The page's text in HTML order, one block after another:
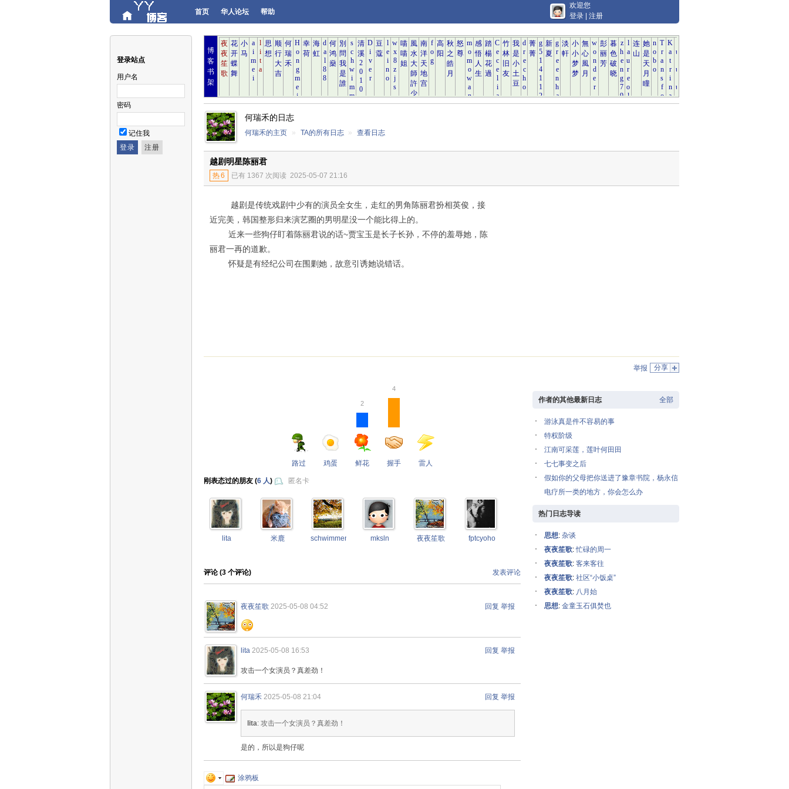
首页 华人论坛 帮助
欢迎您
登录
注册
登录站点
用户名
密码
记住我
博
客
书
架
何瑞禾的日志
何瑞禾的主页 » TA的所有日志 » 查看日志
越剧明星陈丽君
热6 已有 1367 次阅读 2025-05-07 21:16
越剧是传统戏剧中少有的演员全女生，走红的男角陈丽君扮相英俊，接
近完美，韩国整形归来演艺圈的男明星没一个能比得上的。
近来一些狗仔盯着陈丽君说的话~贾宝玉是长子长孙，不停的羞辱她，陈
丽君一再的道歉。
怀疑是有经纪公司在围剿她，故意引诱她说错话。
分享
举报
路过 鸡蛋
2
鲜花
4
握手 雷人
刚表态过的朋友 (6 人) 匿名卡
lita 米鹿 schwimmengool mksln 夜夜笙歌 fptcyoho
发表评论
评论 (3 个评论)
回复 举报
夜夜笙歌 2025-05-08 04:52
回复 举报
lita 2025-05-08 16:53
攻击一个女演员？真差劲！
回复 举报
何瑞禾 2025-05-08 21:04
lita: 攻击一个女演员？真差劲！
是的，所以是狗仔呢
涂鸦板
全部
作者的其他最新日志
游泳真是件不容易的事
特权阶级
江南可采莲，莲叶何田田
七七事变之后
假如你的父母把你送进了豫章书院，杨永信
电疗所一类的地方，你会怎么办
热门日志导读
思想: 杂谈
夜夜笙歌:忙碌的周一
夜夜笙歌: 客来客往
夜夜笙歌: 社区“小饭桌”
夜夜笙歌: 八月始
思想: 金童玉石俱焚也